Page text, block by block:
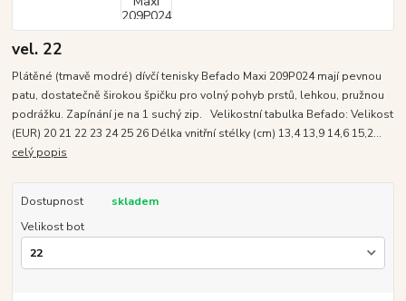
vel. 22
Plátěné (tmavě modré) dívčí tenisky Befado Maxi 209P024 mají pevnou
patu, dostatečně širokou špičku pro volný pohyb prstů, lehkou, pružnou
podrážku. Zapínání je na 1 suchý zip. Velikostní tabulka Befado: Velikost
(EUR) 20 21 22 23 24 25 26 Délka vnitřní stélky (cm) 13,4 13,9 14,6 15,2...
celý popis
Dostupnost
skladem
Velikost bot